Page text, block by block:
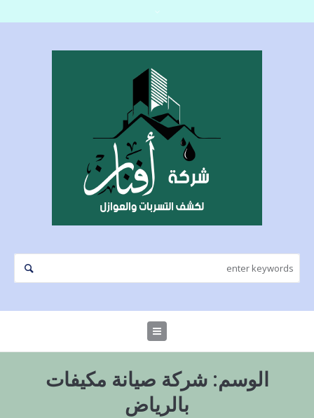
الوسم:شركة صيانة مكيفات
بالرياض